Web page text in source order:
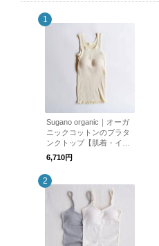
Sugano organic｜オーガ
ニックコットンのブラタ
ンクトップ【肌着・イン
ナー】
6,710円